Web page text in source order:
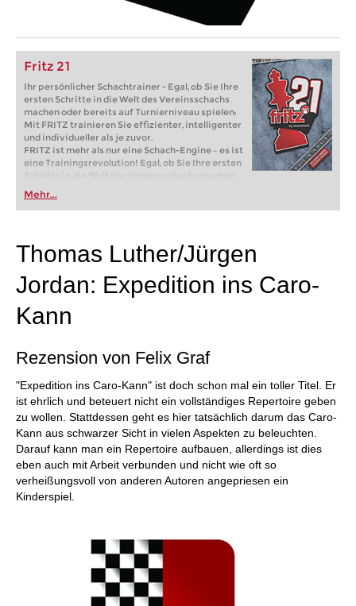
Fritz 21
Ihr persönlicher Schachtrainer - Egal, ob Sie Ihre
ersten Schritte in die Welt des Vereinsschachs
machen oder bereits auf Turnierniveau spielen:
Mit FRITZ trainieren Sie effizienter, intelligenter
und individueller als je zuvor.
FRITZ ist mehr als nur eine Schach-Engine – es ist
eine Trainingsrevolution! Egal, ob Sie Ihre ersten
Schritte in die Welt des Vereinsschachs machen
oder bereits auf Turnierniveau spielen: Mit
FRITZ trainieren Sie effizienter, intelligenter und
individueller als je zuvor.
Mehr...
Thomas Luther/Jürgen
Jordan: Expedition ins Caro-
Kann
Rezension von Felix Graf
"Expedition ins Caro-Kann" ist doch schon mal ein toller Titel. Er
ist ehrlich und beteuert nicht ein vollständiges Repertoire geben
zu wollen. Stattdessen geht es hier tatsächlich darum das Caro-
Kann aus schwarzer Sicht in vielen Aspekten zu beleuchten.
Darauf kann man ein Repertoire aufbauen, allerdings ist dies
eben auch mit Arbeit verbunden und nicht wie oft so
verheißungsvoll von anderen Autoren angepriesen ein
Kinderspiel.